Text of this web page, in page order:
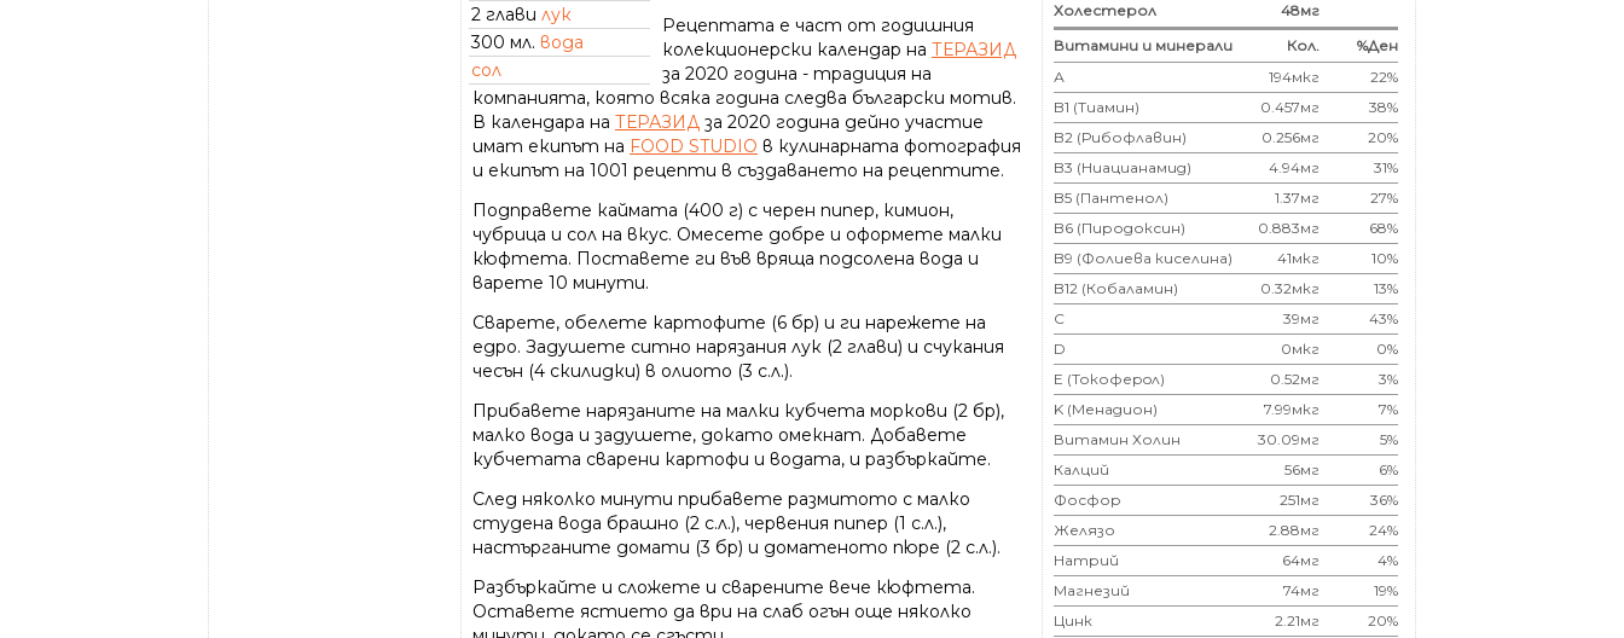
2 глави лук
300 мл. вода
сол
Рецептата е част от годишния
колекционерски календар на ТЕРАЗИД
за 2020 година - традиция на
компанията, която всяка година следва български мотив.
В календара на ТЕРАЗИД за 2020 година дейно участие
имат екипът на FOOD STUDIO в кулинарната фотография
и екипът на 1001 рецепти в създаването на рецептите.
Подправете каймата (400 г) с черен пипер, кимион,
чубрица и сол на вкус. Омесете добре и оформете малки
кюфтета. Поставете ги във вряща подсолена вода и
варете 10 минути.
Сварете, обелете картофите (6 бр) и ги нарежете на
едро. Задушете ситно нарязания лук (2 глави) и счукания
чесън (4 скилидки) в олиото (3 с.л.).
Прибавете нарязаните на малки кубчета моркови (2 бр),
малко вода и задушете, докато омекнат. Добавете
кубчетата сварени картофи и водата, и разбъркайте.
След няколко минути прибавете размитото с малко
студена вода брашно (2 с.л.), червения пипер (1 с.л.),
настърганите домати (3 бр) и доматеното пюре (2 с.л.).
Разбъркайте и сложете и сварените вече кюфтета.
Оставете ястието да ври на слаб огън още няколко
Холестерол
48мг
Витамини и минерали
Кол.
%Ден
А
194мкг
22%
B1 (Тиамин)
0.457мг
38%
B2 (Рибофлавин)
0.256мг
20%
B3 (Ниацианамид)
4.94мг
31%
B5 (Пантенол)
1.37мг
27%
B6 (Пиродоксин)
0.883мг
68%
B9 (Фолиева киселина)
41мкг
10%
B12 (Кобаламин)
0.32мкг
13%
C
39мг
43%
D
0мкг
0%
E (Токоферoл)
0.52мг
3%
K (Менадион)
7.99мкг
7%
Витамин Холин
30.09мг
5%
Калций
56мг
6%
Фосфор
251мг
36%
Желязо
2.88мг
24%
Натрий
64мг
4%
Магнезий
74мг
19%
Цинк
2.21мг
20%